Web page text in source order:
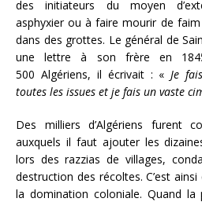
des initiateurs du moyen
asphyxier ou à faire mourir de
dans des grottes. Le général de
une lettre à son frère en
500 Algériens, il écrivait : «Je
toutes les issues et je fais un vaste
Des milliers d’Algériens furent
auxquels il faut ajouter les
lors des razzias de villages,
destruction des récoltes. C’est
la domination coloniale. Quand la